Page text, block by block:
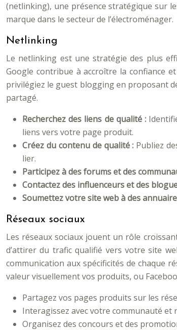
(netlinking), une présence stratégique sur
marque dans le secteur de l’électroménager.
Netlinking
Le netlinking est une stratégie des plus
Google contribue à accroître la confiance
privilégiez le guest blogging en proposant
partagé.
Recherchez des liens de qualité :
liens vers votre page produit.
Créez du contenu de qualité : Publiez
lier.
Participez à des forums et des
Contactez des influenceurs et des
Soumettez votre site web à des
Réseaux sociaux
Les réseaux sociaux jouent un rôle
d’attirer du trafic qualifié vers votre site
communication aux spécificités de chaque
valeur visuellement vos produits, ou
Partagez vos pages produits sur les
Interagissez avec votre communauté et
Organisez des concours et des